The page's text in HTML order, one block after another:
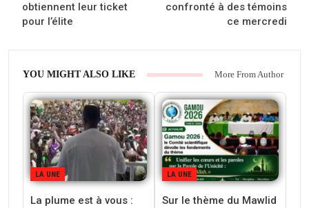
obtiennent leur ticket
pour l’élite
confronté à des témoins
ce mercredi
YOU MIGHT ALSO LIKE More From Author
LA UNE
La plume est à vous :
LA UNE
Sur le thème du Mawlid